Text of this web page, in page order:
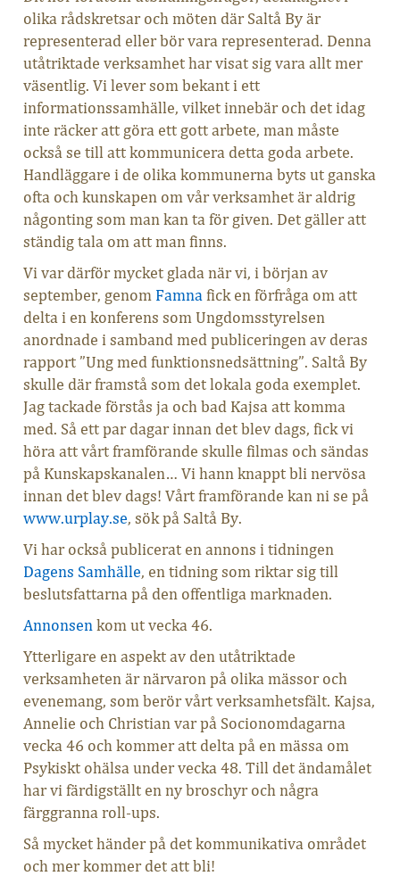
olika rådskretsar och möten där Saltå By är
representerad eller bör vara representerad. Denna
utåtriktade verksamhet har visat sig vara allt mer
väsentlig. Vi lever som bekant i ett
informationssamhälle, vilket innebär och det idag
inte räcker att göra ett gott arbete, man måste
också se till att kommunicera detta goda arbete.
Handläggare i de olika kommunerna byts ut ganska
ofta och kunskapen om vår verksamhet är aldrig
någonting som man kan ta för given. Det gäller att
ständig tala om att man finns.
Vi var därför mycket glada när vi, i början av
september, genom Famna fick en förfråga om att
delta i en konferens som Ungdomsstyrelsen
anordnade i samband med publiceringen av deras
rapport ”Ung med funktionsnedsättning”. Saltå By
skulle där framstå som det lokala goda exemplet.
Jag tackade förstås ja och bad Kajsa att komma
med. Så ett par dagar innan det blev dags, fick vi
höra att vårt framförande skulle filmas och sändas
på Kunskapskanalen… Vi hann knappt bli nervösa
innan det blev dags! Vårt framförande kan ni se på
www.urplay.se, sök på Saltå By.
Vi har också publicerat en annons i tidningen
Dagens Samhälle, en tidning som riktar sig till
beslutsfattarna på den offentliga marknaden.
Annonsen kom ut vecka 46.
Ytterligare en aspekt av den utåtriktade
verksamheten är närvaron på olika mässor och
evenemang, som berör vårt verksamhetsfält. Kajsa,
Annelie och Christian var på Socionomdagarna
vecka 46 och kommer att delta på en mässa om
Psykiskt ohälsa under vecka 48. Till det ändamålet
har vi färdigställt en ny broschyr och några
färggranna roll-ups.
Så mycket händer på det kommunikativa området
och mer kommer det att bli!